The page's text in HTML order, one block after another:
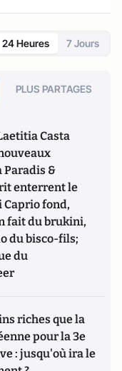
de Paris de
il en a été le
24 Heures 7 Jours
PLUS PARTAGES
Casta
Paradis &
enterrent le
Caprio fond,
fait du brukini,
du bisco-fils;
du
riches que la
pour la 3e
: jusqu'où ira le